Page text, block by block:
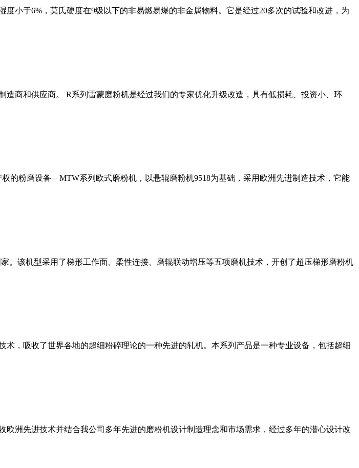
小于6%，莫氏硬度在9级以下的非易燃易爆的非金属物料。它是经过20多次的试验和改进，为
商和供应商。 R系列雷蒙磨粉机是经过我们的专家优化升级改造，具有低损耗、投资小、环
的粉磨设备—MTW系列欧式磨粉机，以悬辊磨粉机9518为基础，采用欧洲先进制造技术，它能
。该机型采用了梯形工作面、柔性连接、磨辊联动增压等五项磨机技术，开创了超压梯形磨粉机
，吸收了世界各地的超细粉碎理论的一种先进的轧机。本系列产品是一种专业设备，包括超细
洲先进技术并结合我公司多年先进的磨粉机设计制造理念和市场需求，经过多年的潜心设计改